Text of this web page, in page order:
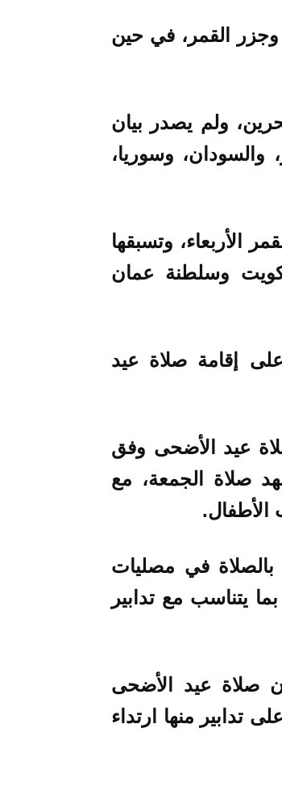
وجزر القمر، في حين
ولم يصدر بيان
وسوريا،
الأربعاء، وتسبقها
وسلطنة عمان
على إقامة صلاة عيد
عيد الأضحى وفق
صلاة الجمعة، مع
الأطفال.
في مصليات
يتناسب مع تدابير
صلاة عيد الأضحى
تدابير منها ارتداء